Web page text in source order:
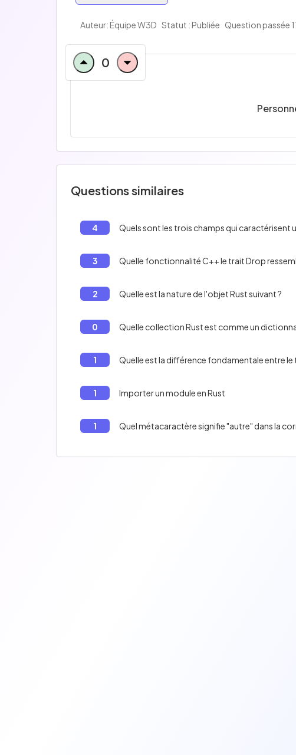
Auteur: Équipe W3D Statut : Publiée Question passée
0
Questions similaires
4 Quels sont les trois champs qui caractérisent
3 Quelle fonctionnalité C++ le trait Drop
2 Quelle est la nature de l'objet Rust suivant ?
0 Quelle collection Rust est comme un
1 Quelle est la différence fondamentale entre le
1 Importer un module en Rust
1 Quel métacaractère signifie "autre" dans la